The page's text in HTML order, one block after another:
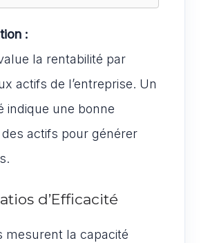
:
la rentabilité par
actifs de l’entreprise. Un
indique une bonne
actifs pour générer
d’Efficacité
mesurent la capacité